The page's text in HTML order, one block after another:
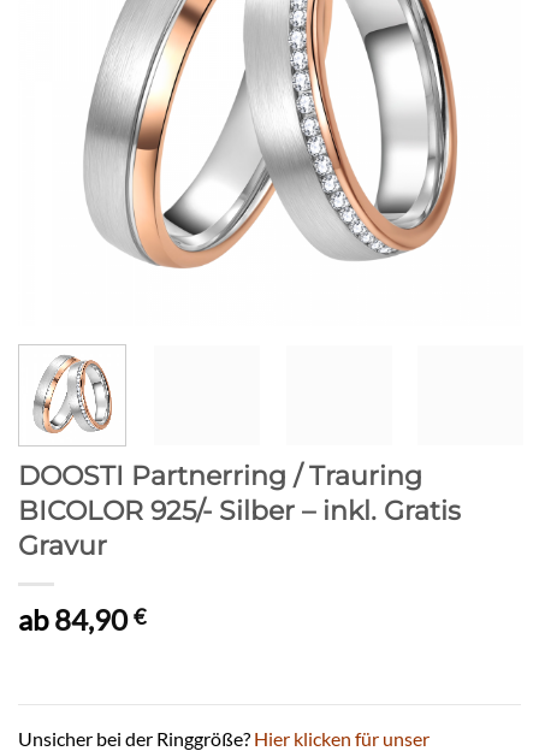
DOOSTI Partnerring / Trauring
BICOLOR 925/- Silber – inkl. Gratis
Gravur
ab84,90€
Unsicher bei der Ringgröße? Hier klicken für unser